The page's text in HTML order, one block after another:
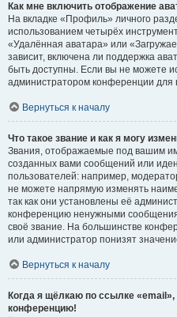
Как мне включить отображение
На вкладке «Профиль» личного
использованием четырёх
«Удалённая аватара» или
зависит, включена ли поддержка
быть доступны. Если вы не можете
администратором конференции для
Вернуться к началу
Что такое звание и как я могу
Звания, отображаемые под вашим
созданных вами сообщений или
пользователей: например,
не можете напрямую изменять
так как они установлены её
конференцию ненужными
своё звание. На большинстве
или администратор понизят
Вернуться к началу
Когда я щёлкаю по ссылке
конференцию!